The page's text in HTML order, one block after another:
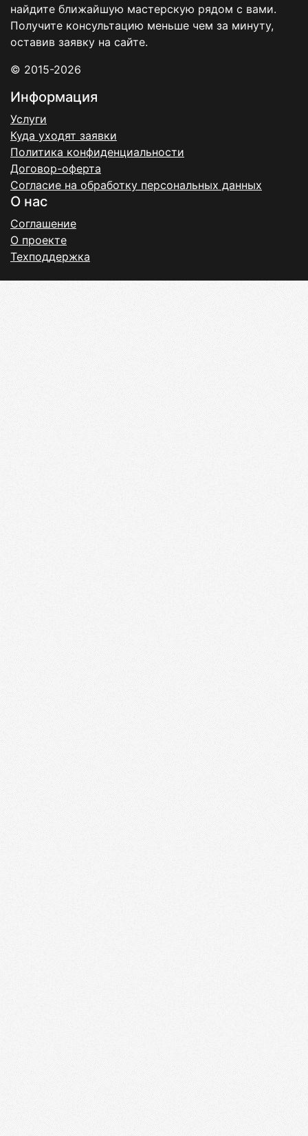
найдите ближайшую мастерскую рядом с вами.
Получите консультацию меньше чем за минуту,
оставив заявку на сайте.
© 2015-2026
Информация
Услуги
Куда уходят заявки
Политика конфиденциальности
Договор-оферта
Согласие на обработку персональных данных
О нас
Соглашение
О проекте
Техподдержка